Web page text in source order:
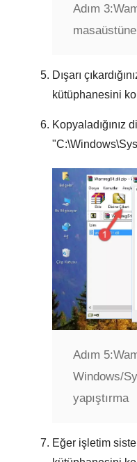
Adım 3:
Dışarı
kütüphanesini
Kopyaladığınız
"
Adım 5:
Windows/
yapıştırma
Eğer işletim